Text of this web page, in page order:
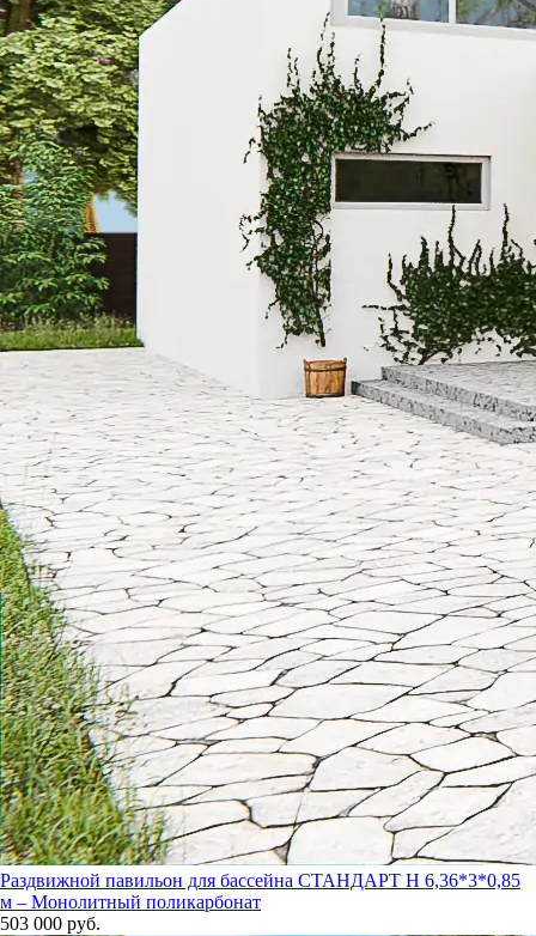
Раздвижной павильон для бассейна СТАНДАРТ Н 6,36*3*0,85
м – Монолитный поликарбонат
503 000 руб.